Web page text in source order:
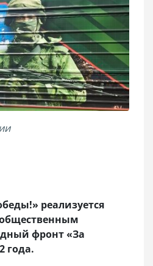
реализуется
фронт «За
года.